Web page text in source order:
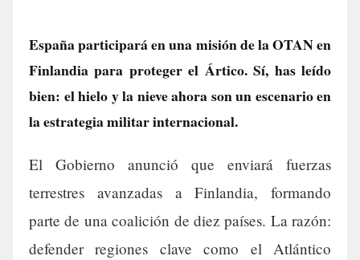
España participará en una misión de la OTAN en
Finlandia para proteger el Ártico. Sí, has leído
bien: el hielo y la nieve ahora son un escenario en
la estrategia militar internacional.
El Gobierno anunció que enviará fuerzas
terrestres avanzadas a Finlandia, formando
parte de una coalición de diez países. La razón:
defender regiones clave como el Atlántico